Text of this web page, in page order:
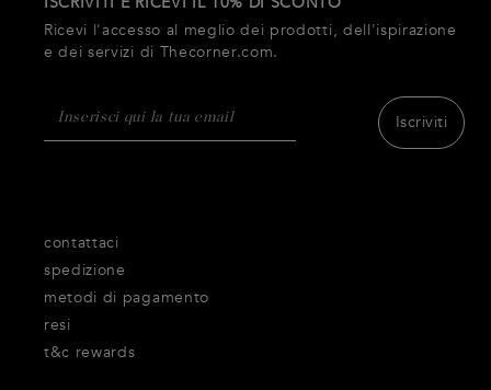
Ricevi l'accesso al meglio dei prodotti, dell'ispirazione
e dei servizi di Thecorner.com.
Iscriviti
contattaci
spedizione
metodi di pagamento
resi
t&c rewards